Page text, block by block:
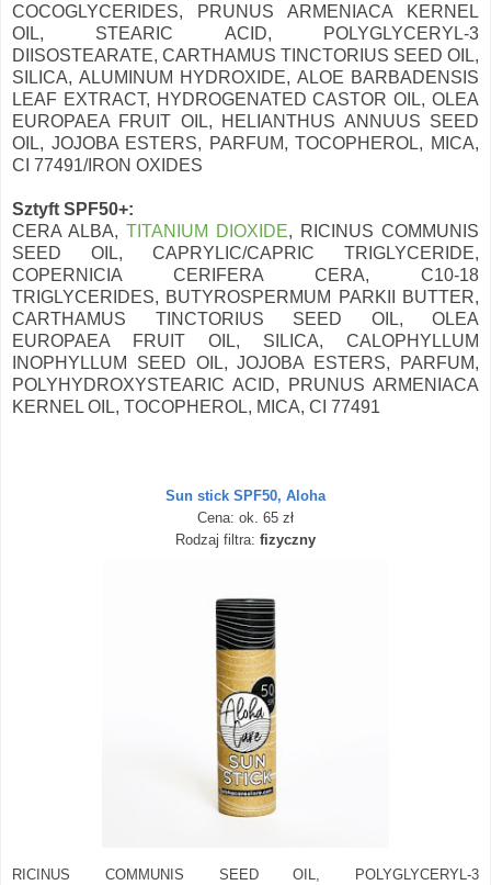
COCOGLYCERIDES, PRUNUS ARMENIACA KERNEL
OIL, STEARIC ACID, POLYGLYCERYL-3
DIISOSTEARATE, CARTHAMUS TINCTORIUS SEED OIL,
SILICA, ALUMINUM HYDROXIDE, ALOE BARBADENSIS
LEAF EXTRACT, HYDROGENATED CASTOR OIL, OLEA
EUROPAEA FRUIT OIL, HELIANTHUS ANNUUS SEED
OIL, JOJOBA ESTERS, PARFUM, TOCOPHEROL, MICA,
CI 77491/IRON OXIDES
Sztyft SPF50+:
CERA ALBA, TITANIUM DIOXIDE, RICINUS COMMUNIS
SEED OIL, CAPRYLIC/CAPRIC TRIGLYCERIDE,
COPERNICIA CERIFERA CERA, C10-18
TRIGLYCERIDES, BUTYROSPERMUM PARKII BUTTER,
CARTHAMUS TINCTORIUS SEED OIL, OLEA
EUROPAEA FRUIT OIL, SILICA, CALOPHYLLUM
INOPHYLLUM SEED OIL, JOJOBA ESTERS, PARFUM,
POLYHYDROXYSTEARIC ACID, PRUNUS ARMENIACA
KERNEL OIL, TOCOPHEROL, MICA, CI 77491
Sun stick SPF50, Aloha
Cena: ok. 65 zł
Rodzaj filtra: fizyczny
RICINUS COMMUNIS SEED OIL, POLYGLYCERYL-3